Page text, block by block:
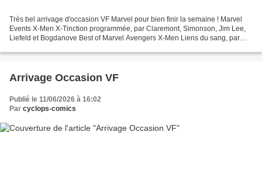
Très bel arrivage d'occasion VF Marvel pour bien finir la semaine ! Marvel
Events X-Men X-Tinction programmée, par Claremont, Simonson, Jim Lee,
Liefeld et Bogdanove Best of Marvel Avengers X-Men Liens du sang, par
Arrivage Occasion VF
Publié le 11/06/2026 à 16:02
Par cyclops-comics